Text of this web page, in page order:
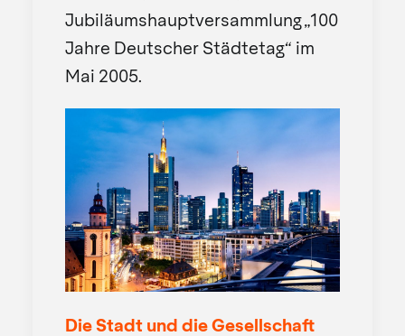
Jubiläumshauptversammlung „100
Jahre Deutscher Städtetag“ im
Mai 2005.
Die Stadt und die Gesellschaft